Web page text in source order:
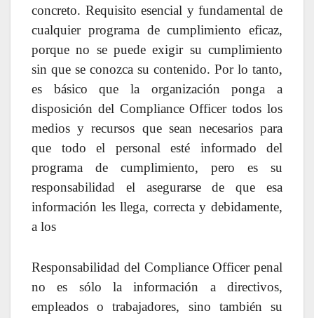
concreto. Requisito esencial y fundamental de
cualquier programa de cumplimiento eficaz,
porque no se puede exigir su cumplimiento
sin que se conozca su contenido. Por lo tanto,
es básico que la organización ponga a
disposición del Compliance Officer todos los
medios y recursos que sean necesarios para
que todo el personal esté informado del
programa de cumplimiento, pero es su
responsabilidad el asegurarse de que esa
información les llega, correcta y debidamente,
a los
Responsabilidad del Compliance Officer penal
no es sólo la información a directivos,
empleados o trabajadores, sino también su